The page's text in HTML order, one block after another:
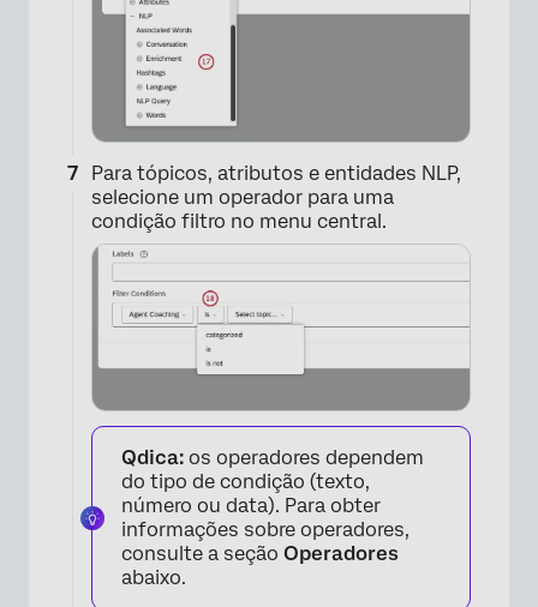
×
Para tópicos, atributos e entidades NLP,
selecione um operador para uma
condição filtro no menu central.
Qdica: os operadores dependem
do tipo de condição (texto,
número ou data). Para obter
informações sobre operadores,
consulte a seção Operadores
abaixo.